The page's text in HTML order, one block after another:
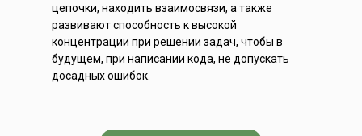
цепочки, находить взаимосвязи, а также
развивают способность к высокой
концентрации при решении задач, чтобы в
будущем, при написании кода, не допускать
досадных ошибок.